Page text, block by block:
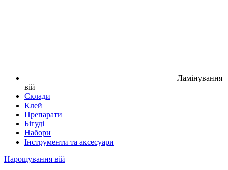
Ламінування
вій
Склади
Клей
Препарати
Бігуді
Набори
Інструменти та аксесуари
Нарощування вій